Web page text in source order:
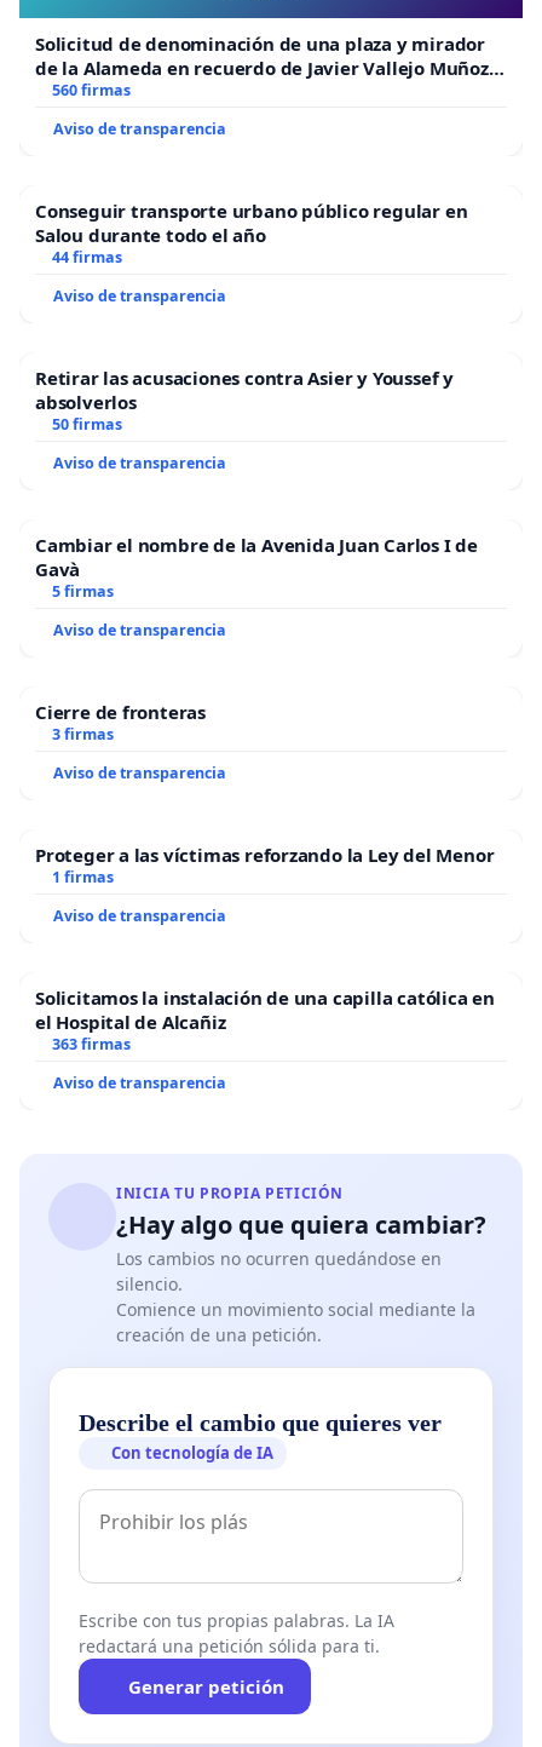
Solicitud de denominación de una plaza y mirador
de la Alameda en recuerdo de Javier Vallejo Muñoz
“Mazinger”
560 firmas
Aviso de transparencia
Conseguir transporte urbano público regular en
Salou durante todo el año
44 firmas
Aviso de transparencia
Retirar las acusaciones contra Asier y Youssef y
absolverlos
50 firmas
Aviso de transparencia
Cambiar el nombre de la Avenida Juan Carlos I de
Gavà
5 firmas
Aviso de transparencia
Cierre de fronteras
3 firmas
Aviso de transparencia
Proteger a las víctimas reforzando la Ley del Menor
1 firmas
Aviso de transparencia
Solicitamos la instalación de una capilla católica en
el Hospital de Alcañiz
363 firmas
Aviso de transparencia
INICIA TU PROPIA PETICIÓN
¿Hay algo que quiera cambiar?
Los cambios no ocurren quedándose en
silencio.
Comience un movimiento social mediante la
creación de una petición.
Describe el cambio que quieres ver
Con tecnología de IA
Escribe con tus propias palabras. La IA
redactará una petición sólida para ti.
Generar petición